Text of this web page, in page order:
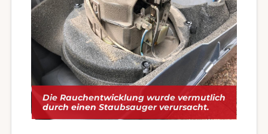
Die Rauchentwicklung wurde vermutlich
durch einen Staubsauger verursacht.